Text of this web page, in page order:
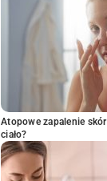
Atopowe zapalenie
ciało?